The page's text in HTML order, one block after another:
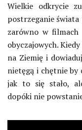
Wielkie odkrycie
postrzeganie świata
zarówno w
obyczajowych.
na Ziemię i
nietęgą i chętnie by
jak to się stało,
dopóki nie